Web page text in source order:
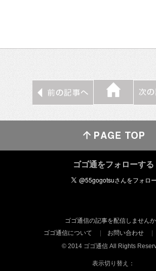
ゴゴ通をフォローする
ゴゴ通信の記事を配信しませんか
ゴゴ通信について
お問い合わせ
© 2014 ゴゴ通信 All Rights
表示切り替え：